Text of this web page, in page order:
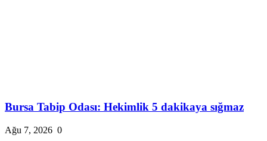
Bursa Tabip Odası: Hekimlik 5 dakikaya sığmaz
Ağu 7, 2026 0